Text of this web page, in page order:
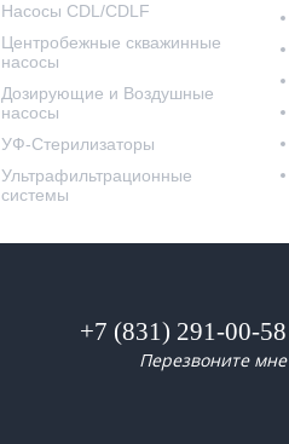
Насосы CDL/CDLF
Центробежные скважинные
насосы
Дозирующие и Воздушные
насосы
УФ-Стерилизаторы
Ультрафильтрационные
системы
+7 (831) 291-00-58
Перезвоните мне